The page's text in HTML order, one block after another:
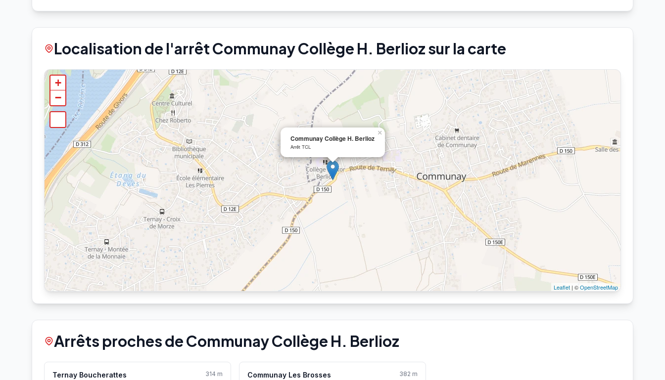
Localisation de l'arrêt Communay Collège H. Berlioz sur la carte
Communay Collège H. Berlioz
Arrêt TCL
×
+
−
Leaflet | ©OpenStreetMap
Arrêts proches de Communay Collège H. Berlioz
Ternay Boucherattes
314 m
Communay Les Brosses
382 m